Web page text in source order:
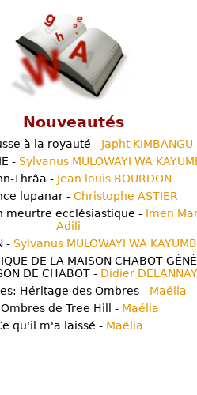
Nouveautés
à la royauté - Japht KIMBANGU
- Sylvanus MULOWAYI WA
Thrâa - Jean louis BOURDON
lupanar - Christophe ASTIER
meurtre ecclésiastique - Imen
Adili
- Sylvanus MULOWAYI WA
DE LA MAISON CHABOT
DE CHABOT - Didier DELANNAY
Héritage des Ombres - Maélia
Ombres de Tree Hill - Maélia
qu'il m'a laissé - Maélia